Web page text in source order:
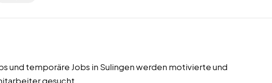
und temporäre Jobs in Sulingen werden motivierte und
gesucht.